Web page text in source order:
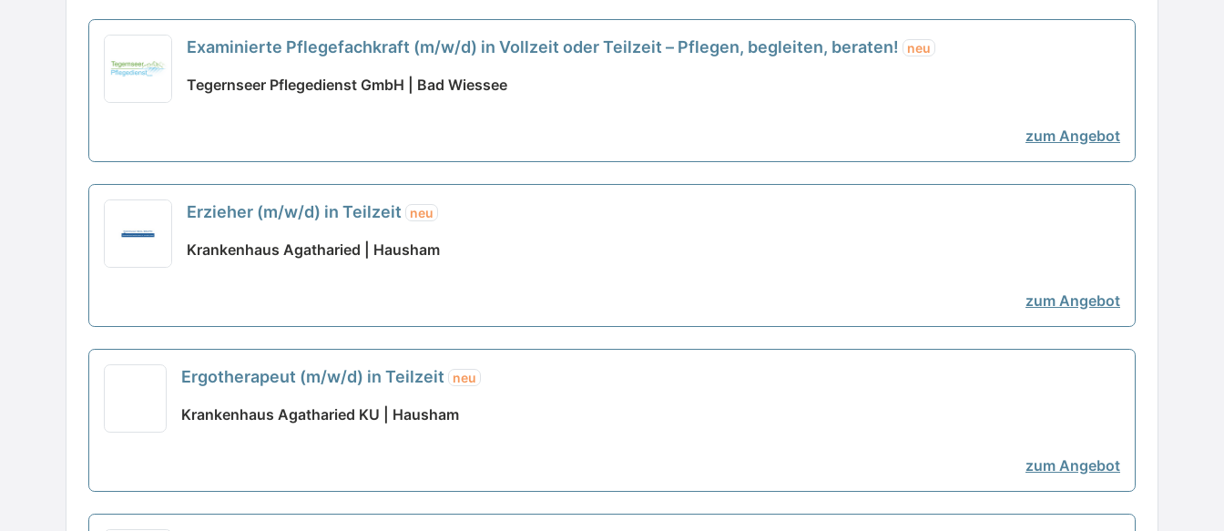
Examinierte Pflegefachkraft (m/w/d) in Vollzeit oder Teilzeit – Pflegen, begleiten, beraten! neu
Tegernseer Pflegedienst GmbH | Bad Wiessee
zum Angebot
Erzieher (m/w/d) in Teilzeit neu
Krankenhaus Agatharied | Hausham
zum Angebot
Ergotherapeut (m/w/d) in Teilzeit neu
Krankenhaus Agatharied KU | Hausham
zum Angebot